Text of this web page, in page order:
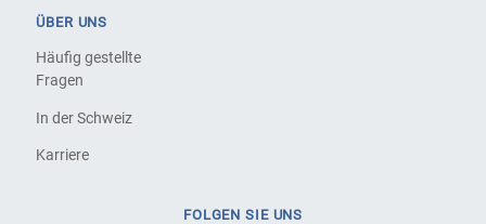
ÜBER UNS
Häufig gestellte
Fragen
In der Schweiz
Karriere
FOLGEN SIE UNS